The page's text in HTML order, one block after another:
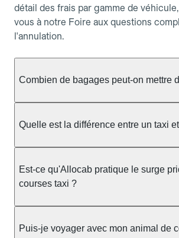
détail des frais par gamme de
vous à notre Foire aux questions
l'annulation.
Combien de bagages peut-on mettre
taxi berline accueille en général
ou nombreux, précisez-le dans le
au chauffeur" lors de la réservation. Le
pas impacté par le nombre de bagages.
Quelle est la différence entre un taxi
prendre en charge directement dans
station ou sur réservation, avec un tarif
réservation et propose un prix fixe
l'avance. Chez Allocab, réservez
Est-ce qu'Allocab pratique le surge
courses taxi ?
réglementation préfectorale et suit un
Puis-je voyager avec mon animal de